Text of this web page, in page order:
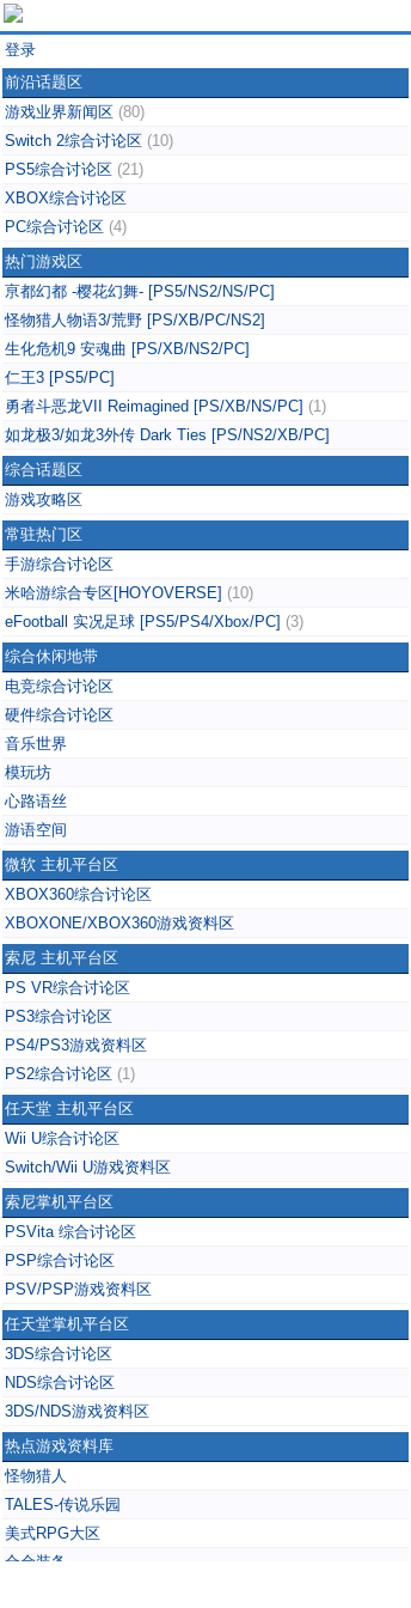
登录
前沿话题区
游戏业界新闻区 (80)
Switch 2综合讨论区 (10)
PS5综合讨论区 (21)
XBOX综合讨论区
PC综合讨论区 (4)
热门游戏区
亰都幻都 -樱花幻舞- [PS5/NS2/NS/PC]
怪物猎人物语3/荒野 [PS/XB/PC/NS2]
生化危机9 安魂曲 [PS/XB/NS2/PC]
仁王3 [PS5/PC]
勇者斗恶龙VII Reimagined [PS/XB/NS/PC] (1)
如龙极3/如龙3外传 Dark Ties [PS/NS2/XB/PC]
综合话题区
游戏攻略区
常驻热门区
手游综合讨论区
米哈游综合专区[HOYOVERSE] (10)
eFootball 实况足球 [PS5/PS4/Xbox/PC] (3)
综合休闲地带
电竞综合讨论区
硬件综合讨论区
音乐世界
模玩坊
心路语丝
游语空间
微软 主机平台区
XBOX360综合讨论区
XBOXONE/XBOX360游戏资料区
索尼 主机平台区
PS VR综合讨论区
PS3综合讨论区
PS4/PS3游戏资料区
PS2综合讨论区 (1)
任天堂 主机平台区
Wii U综合讨论区
Switch/Wii U游戏资料区
索尼掌机平台区
PSVita 综合讨论区
PSP综合讨论区
PSV/PSP游戏资料区
任天堂掌机平台区
3DS综合讨论区
NDS综合讨论区
3DS/NDS游戏资料区
热点游戏资料库
怪物猎人
TALES-传说乐园
美式RPG大区
合金装备